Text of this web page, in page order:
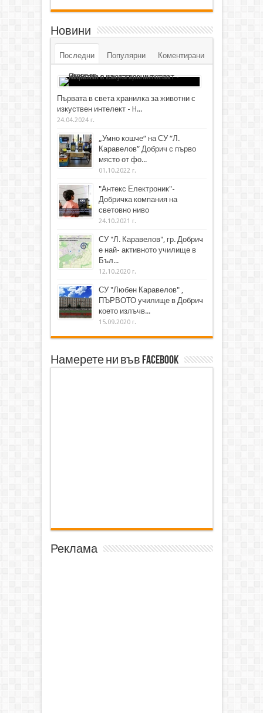
Новини
Последни Популярни Коментирани
Първата в света хранилка за животни с
изкуствен интелект - H...
24.04.2024 г.
„Умно кошче“ на СУ “Л.
Каравелов” Добрич с първо
място от фо...
01.10.2022 г.
"Антекс Електроник"-
Добричка компания на
световно ниво
24.10.2021 г.
СУ "Л. Каравелов", гр. Добрич
е най- активното училище в
Бъл...
12.10.2020 г.
СУ "Любен Каравелов" ,
ПЪРВОТО училище в Добрич
което излъчв...
15.09.2020 г.
Намерете ни във Facebook
Реклама